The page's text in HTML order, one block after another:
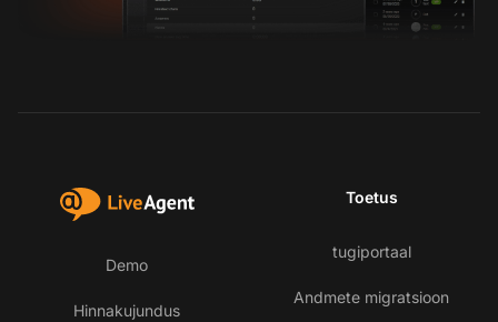
Demo
Hinnakujundus
Toetus
tugiportaal
Andmete migratsioon